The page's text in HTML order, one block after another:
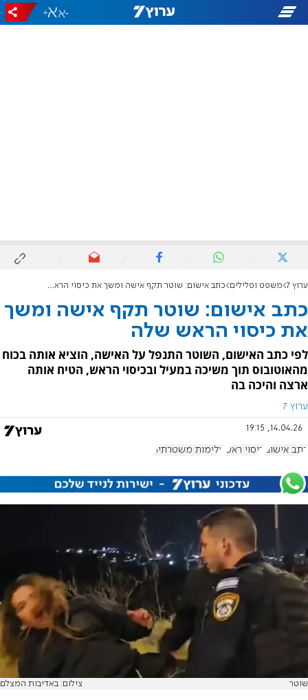
-
+
ערוץ 7 משפט ופלילים כתב אישום: שוטר תקף אישה ומשך את כיסוי הראש שלה
כתב אישום: שוטר תקף אישה ומשך
את כיסוי הראש שלה
לפי כתב האישום, השוטר התנפל על האישה, הוציא אותה בכוח
מהאוטובוס תוך משיכה במעיל ובכיסוי הראש, הטיח אותה
ארצה והיכה בה
ערוץ 7
14.04.26, 19:15
כתב אישום כיסוי ראש אלימות משטרתית
שוטר צילום: באדיבות המצלם